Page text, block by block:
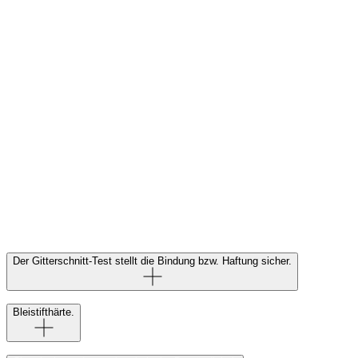
Der Gitterschnitt-Test stellt die Bindung bzw. Haftung sicher.
Testnorm:ASTM D3359
Ceramic Pro hauseigenes Labor
Bleistifthärte.